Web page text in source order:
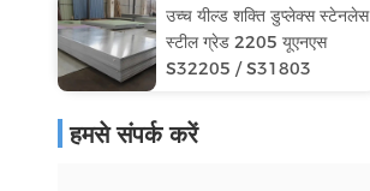
उच्च यील्ड शक्ति डुप्लेक्स स्टेनलेस
स्टील ग्रेड 2205 यूएनएस
S32205 / S31803
हमसे संपर्क करें